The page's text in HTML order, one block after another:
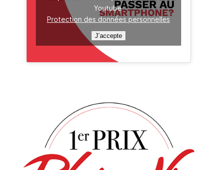
Youtube
Protection des données personnelles
J’accepte